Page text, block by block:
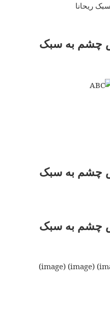
ریحانا
چشم به سبک
چشم به سبک
چشم به سبک
(image) (image) (image) (image) (image) (image)